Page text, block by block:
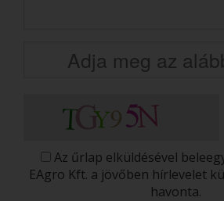
Az űrlap elküldésével
EAgro Kft. a jövőben hírlevelet
havonta.